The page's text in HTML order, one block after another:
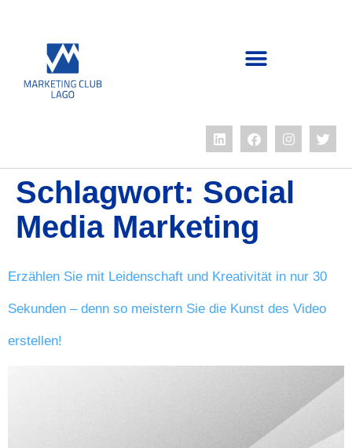
Schlagwort: Social
Media Marketing
Erzählen Sie mit Leidenschaft und Kreativität in nur 30
Sekunden – denn so meistern Sie die Kunst des Video
erstellen!